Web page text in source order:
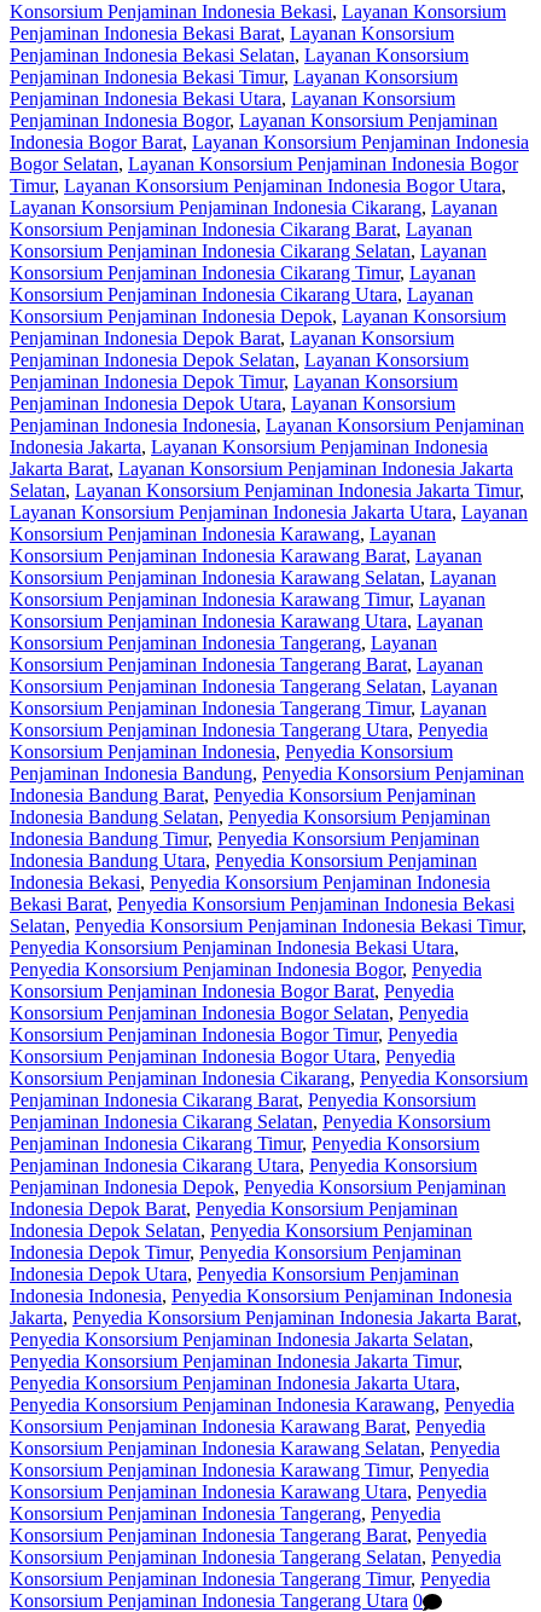
Konsorsium Penjaminan Indonesia Bekasi, Layanan Konsorsium
Penjaminan Indonesia Bekasi Barat, Layanan Konsorsium
Penjaminan Indonesia Bekasi Selatan, Layanan Konsorsium
Penjaminan Indonesia Bekasi Timur, Layanan Konsorsium
Penjaminan Indonesia Bekasi Utara, Layanan Konsorsium
Penjaminan Indonesia Bogor, Layanan Konsorsium Penjaminan
Indonesia Bogor Barat, Layanan Konsorsium Penjaminan Indonesia
Bogor Selatan, Layanan Konsorsium Penjaminan Indonesia Bogor
Timur, Layanan Konsorsium Penjaminan Indonesia Bogor Utara,
Layanan Konsorsium Penjaminan Indonesia Cikarang, Layanan
Konsorsium Penjaminan Indonesia Cikarang Barat, Layanan
Konsorsium Penjaminan Indonesia Cikarang Selatan, Layanan
Konsorsium Penjaminan Indonesia Cikarang Timur, Layanan
Konsorsium Penjaminan Indonesia Cikarang Utara, Layanan
Konsorsium Penjaminan Indonesia Depok, Layanan Konsorsium
Penjaminan Indonesia Depok Barat, Layanan Konsorsium
Penjaminan Indonesia Depok Selatan, Layanan Konsorsium
Penjaminan Indonesia Depok Timur, Layanan Konsorsium
Penjaminan Indonesia Depok Utara, Layanan Konsorsium
Penjaminan Indonesia Indonesia, Layanan Konsorsium Penjaminan
Indonesia Jakarta, Layanan Konsorsium Penjaminan Indonesia
Jakarta Barat, Layanan Konsorsium Penjaminan Indonesia Jakarta
Selatan, Layanan Konsorsium Penjaminan Indonesia Jakarta Timur,
Layanan Konsorsium Penjaminan Indonesia Jakarta Utara, Layanan
Konsorsium Penjaminan Indonesia Karawang, Layanan
Konsorsium Penjaminan Indonesia Karawang Barat, Layanan
Konsorsium Penjaminan Indonesia Karawang Selatan, Layanan
Konsorsium Penjaminan Indonesia Karawang Timur, Layanan
Konsorsium Penjaminan Indonesia Karawang Utara, Layanan
Konsorsium Penjaminan Indonesia Tangerang, Layanan
Konsorsium Penjaminan Indonesia Tangerang Barat, Layanan
Konsorsium Penjaminan Indonesia Tangerang Selatan, Layanan
Konsorsium Penjaminan Indonesia Tangerang Timur, Layanan
Konsorsium Penjaminan Indonesia Tangerang Utara, Penyedia
Konsorsium Penjaminan Indonesia, Penyedia Konsorsium
Penjaminan Indonesia Bandung, Penyedia Konsorsium Penjaminan
Indonesia Bandung Barat, Penyedia Konsorsium Penjaminan
Indonesia Bandung Selatan, Penyedia Konsorsium Penjaminan
Indonesia Bandung Timur, Penyedia Konsorsium Penjaminan
Indonesia Bandung Utara, Penyedia Konsorsium Penjaminan
Indonesia Bekasi, Penyedia Konsorsium Penjaminan Indonesia
Bekasi Barat, Penyedia Konsorsium Penjaminan Indonesia Bekasi
Selatan, Penyedia Konsorsium Penjaminan Indonesia Bekasi Timur,
Penyedia Konsorsium Penjaminan Indonesia Bekasi Utara,
Penyedia Konsorsium Penjaminan Indonesia Bogor, Penyedia
Konsorsium Penjaminan Indonesia Bogor Barat, Penyedia
Konsorsium Penjaminan Indonesia Bogor Selatan, Penyedia
Konsorsium Penjaminan Indonesia Bogor Timur, Penyedia
Konsorsium Penjaminan Indonesia Bogor Utara, Penyedia
Konsorsium Penjaminan Indonesia Cikarang, Penyedia Konsorsium
Penjaminan Indonesia Cikarang Barat, Penyedia Konsorsium
Penjaminan Indonesia Cikarang Selatan, Penyedia Konsorsium
Penjaminan Indonesia Cikarang Timur, Penyedia Konsorsium
Penjaminan Indonesia Cikarang Utara, Penyedia Konsorsium
Penjaminan Indonesia Depok, Penyedia Konsorsium Penjaminan
Indonesia Depok Barat, Penyedia Konsorsium Penjaminan
Indonesia Depok Selatan, Penyedia Konsorsium Penjaminan
Indonesia Depok Timur, Penyedia Konsorsium Penjaminan
Indonesia Depok Utara, Penyedia Konsorsium Penjaminan
Indonesia Indonesia, Penyedia Konsorsium Penjaminan Indonesia
Jakarta, Penyedia Konsorsium Penjaminan Indonesia Jakarta Barat,
Penyedia Konsorsium Penjaminan Indonesia Jakarta Selatan,
Penyedia Konsorsium Penjaminan Indonesia Jakarta Timur,
Penyedia Konsorsium Penjaminan Indonesia Jakarta Utara,
Penyedia Konsorsium Penjaminan Indonesia Karawang, Penyedia
Konsorsium Penjaminan Indonesia Karawang Barat, Penyedia
Konsorsium Penjaminan Indonesia Karawang Selatan, Penyedia
Konsorsium Penjaminan Indonesia Karawang Timur, Penyedia
Konsorsium Penjaminan Indonesia Karawang Utara, Penyedia
Konsorsium Penjaminan Indonesia Tangerang, Penyedia
Konsorsium Penjaminan Indonesia Tangerang Barat, Penyedia
Konsorsium Penjaminan Indonesia Tangerang Selatan, Penyedia
Konsorsium Penjaminan Indonesia Tangerang Timur, Penyedia
Konsorsium Penjaminan Indonesia Tangerang Utara 0